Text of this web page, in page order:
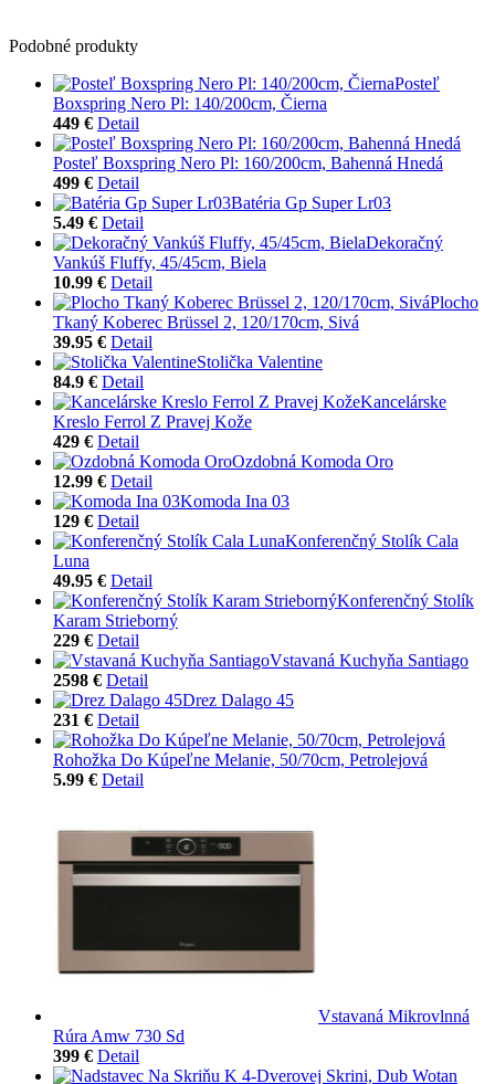
Podobné produkty
Posteľ
Boxspring Nero Pl: 140/200cm, Čierna
449 € Detail
Posteľ Boxspring Nero Pl: 160/200cm, Bahenná Hnedá
499 € Detail
Batéria Gp Super Lr03
5.49 € Detail
Dekoračný
Vankúš Fluffy, 45/45cm, Biela
10.99 € Detail
Plocho
Tkaný Koberec Brüssel 2, 120/170cm, Sivá
39.95 € Detail
Stolička Valentine
84.9 € Detail
Kancelárske
Kreslo Ferrol Z Pravej Kože
429 € Detail
Ozdobná Komoda Oro
12.99 € Detail
Komoda Ina 03
129 € Detail
Konferenčný Stolík Cala
Luna
49.95 € Detail
Konferenčný Stolík
Karam Strieborný
229 € Detail
Vstavaná Kuchyňa Santiago
2598 € Detail
Drez Dalago 45
231 € Detail
Rohožka Do Kúpeľne Melanie, 50/70cm, Petrolejová
5.99 € Detail
Vstavaná Mikrovlnná
Rúra Amw 730 Sd
399 € Detail